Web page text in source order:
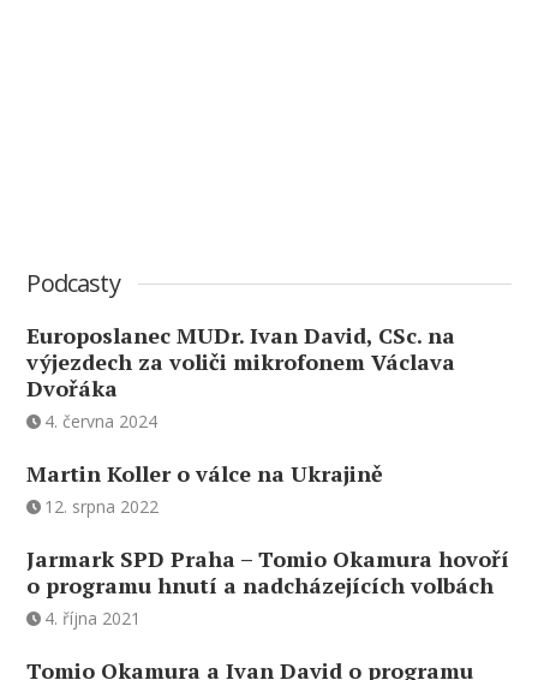
Podcasty
Europoslanec MUDr. Ivan David, CSc. na
výjezdech za voliči mikrofonem Václava
Dvořáka
4. června 2024
Martin Koller o válce na Ukrajině
12. srpna 2022
Jarmark SPD Praha – Tomio Okamura hovoří
o programu hnutí a nadcházejících volbách
4. října 2021
Tomio Okamura a Ivan David o programu